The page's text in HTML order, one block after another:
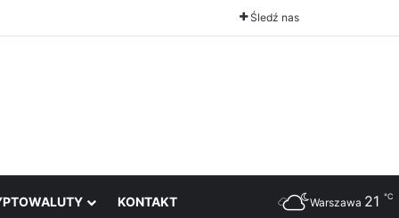
Śledź nas
KONTAKT Warszawa 21 ℃